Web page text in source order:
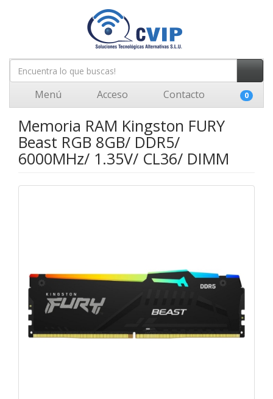
Menú Acceso Contacto 0
Memoria RAM Kingston FURY
Beast RGB 8GB/ DDR5/
6000MHz/ 1.35V/ CL36/ DIMM